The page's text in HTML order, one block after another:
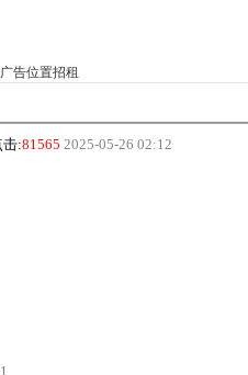
广告位置招租